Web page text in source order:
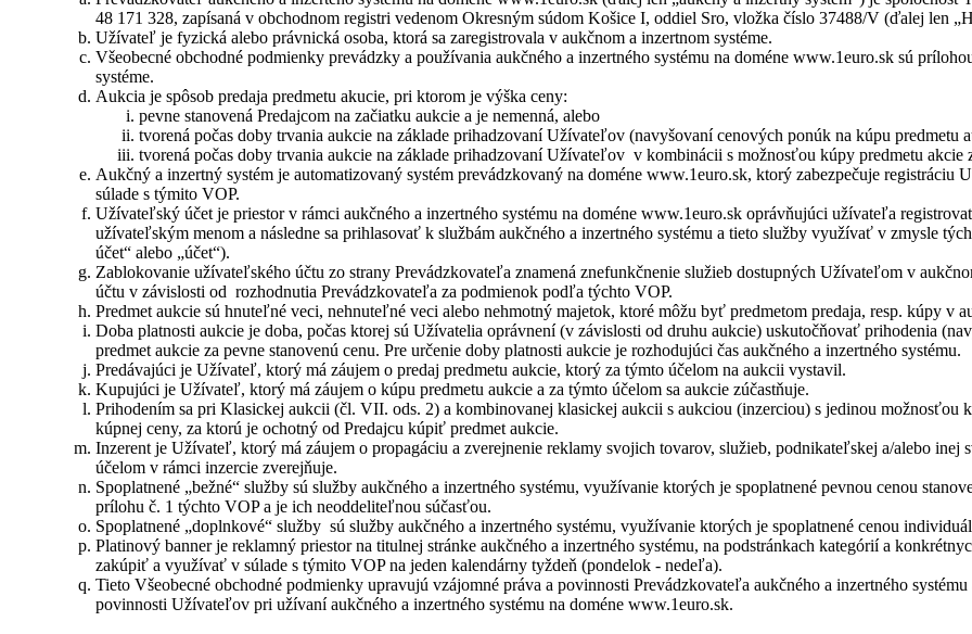
48 171 328, zapísaná v obchodnom registri vedenom Okresným súdom Košice I, oddiel Sro, vložka číslo 37488/V (ďalej len
Užívateľ je fyzická alebo právnická osoba, ktorá sa zaregistrovala v aukčnom a inzertnom systéme.
Všeobecné obchodné podmienky prevádzky a používania aukčného a inzertného systému na doméne www.1euro.sk sú
systéme.
Aukcia je spôsob predaja predmetu akucie, pri ktorom je výška ceny:
pevne stanovená Predajcom na začiatku aukcie a je nemenná, alebo
tvorená počas doby trvania aukcie na základe prihadzovaní Užívateľov (navyšovaní cenových ponúk na kúpu predmetu
tvorená počas doby trvania aukcie na základe prihadzovaní Užívateľov v kombinácii s možnosťou kúpy predmetu akcie
Aukčný a inzertný systém je automatizovaný systém prevádzkovaný na doméne www.1euro.sk, ktorý zabezpečuje registráciu
súlade s týmito VOP.
Užívateľský účet je priestor v rámci aukčného a inzertného systému na doméne www.1euro.sk oprávňujúci užívateľa
užívateľským menom a následne sa prihlasovať k službám aukčného a inzertného systému a tieto služby využívať v zmysle
účet“ alebo „účet“).
Zablokovanie užívateľského účtu zo strany Prevádzkovateľa znamená znefunkčnenie služieb dostupných Užívateľom v
účtu v závislosti od rozhodnutia Prevádzkovateľa za podmienok podľa týchto VOP.
Predmet aukcie sú hnuteľné veci, nehnuteľné veci alebo nehmotný majetok, ktoré môžu byť predmetom predaja, resp. kúpy v
Doba platnosti aukcie je doba, počas ktorej sú Užívatelia oprávnení (v závislosti od druhu aukcie) uskutočňovať prihodenia
predmet aukcie za pevne stanovenú cenu. Pre určenie doby platnosti aukcie je rozhodujúci čas aukčného a inzertného systému.
Predávajúci je Užívateľ, ktorý má záujem o predaj predmetu aukcie, ktorý za týmto účelom na aukcii vystavil.
Kupujúci je Užívateľ, ktorý má záujem o kúpu predmetu aukcie a za týmto účelom sa aukcie zúčastňuje.
Prihodením sa pri Klasickej aukcii (čl. VII. ods. 2) a kombinovanej klasickej aukcii s aukciou (inzerciou) s jedinou
kúpnej ceny, za ktorú je ochotný od Predajcu kúpiť predmet aukcie.
Inzerent je Užívateľ, ktorý má záujem o propagáciu a zverejnenie reklamy svojich tovarov, služieb, podnikateľskej a/alebo
účelom v rámci inzercie zverejňuje.
Spoplatnené „bežné“ služby sú služby aukčného a inzertného systému, využívanie ktorých je spoplatnené pevnou cenou
prílohu č. 1 týchto VOP a je ich neoddeliteľnou súčasťou.
Spoplatnené „doplnkové“ služby sú služby aukčného a inzertného systému, využívanie ktorých je spoplatnené cenou
Platinový banner je reklamný priestor na titulnej stránke aukčného a inzertného systému, na podstránkach kategórií a
zakúpiť a využívať v súlade s týmito VOP na jeden kalendárny tyždeň (pondelok - nedeľa).
Tieto Všeobecné obchodné podmienky upravujú vzájomné práva a povinnosti Prevádzkovateľa aukčného a inzertného
povinnosti Užívateľov pri užívaní aukčného a inzertného systému na doméne www.1euro.sk.